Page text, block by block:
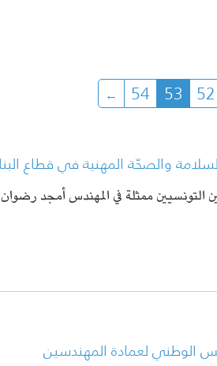
52
53
54
والصحّة المهنية في قطاع
التونسيين ممثلة في المهندس أمجد
الوطني لعمادة المهندسين